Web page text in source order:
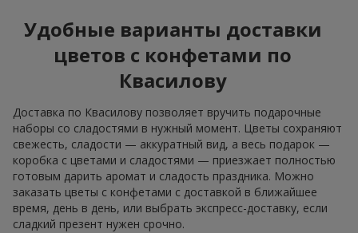
Удобные варианты доставки
цветов с конфетами по
Квасилову
Доставка по Квасилову позволяет вручить подарочные
наборы со сладостями в нужный момент. Цветы сохраняют
свежесть, сладости — аккуратный вид, а весь подарок —
коробка с цветами и сладостями — приезжает полностью
готовым дарить аромат и сладость праздника. Можно
заказать цветы с конфетами с доставкой в ближайшее
время, день в день, или выбрать экспресс-доставку, если
сладкий презент нужен срочно.